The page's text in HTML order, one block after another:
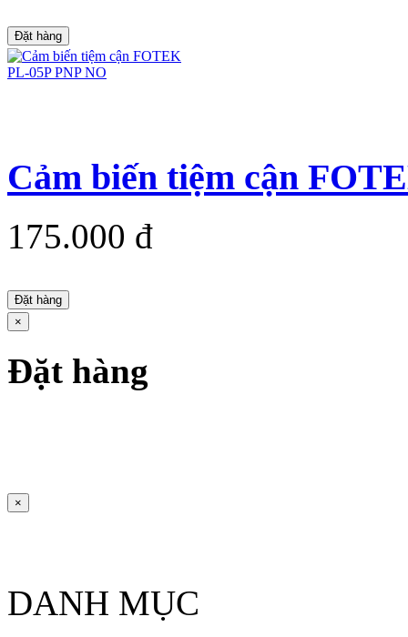
Đặt hàng
Cảm biến tiệm cận
175.000 đ
Đặt hàng
×
Đặt hàng
×
DANH MỤC